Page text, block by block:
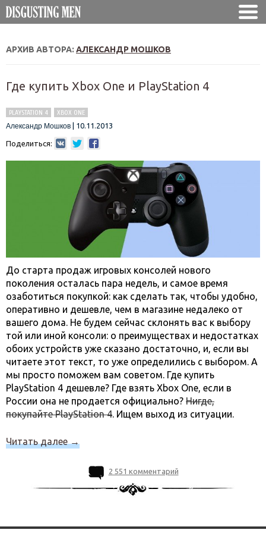
АРХИВ АВТОРА: АЛЕКСАНДР МОШКОВ
Где купить Xbox One и PlayStation 4
PLAYSTATION 4
XBOX ONE
Александр Мошков
10.11.2013
Поделиться:
До старта продаж игровых консолей нового
поколения осталась пара недель, и самое время
озаботиться покупкой: как сделать так, чтобы удобно,
оперативно и дешевле, чем в магазине недалеко от
вашего дома. Не будем сейчас склонять вас к выбору
той или иной консоли: о преимуществах и недостатках
обоих устройств уже сказано достаточно, и, если вы
читаете этот текст, то уже определились с выбором. А
мы просто поможем вам советом. Где купить
PlayStation 4 дешевле? Где взять Xbox One, если в
России она не продается официально? Нигде,
покупайте PlayStation 4. Ищем выход из ситуации.
Читать далее→
2 551 комментарий